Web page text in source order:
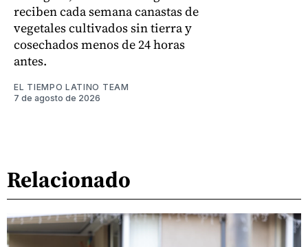
reciben cada semana canastas de
vegetales cultivados sin tierra y
cosechados menos de 24 horas
antes.
EL TIEMPO LATINO TEAM
7 de agosto de 2026
Relacionado